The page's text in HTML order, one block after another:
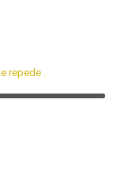
repede